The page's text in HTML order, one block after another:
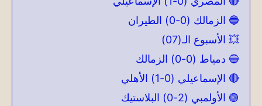
🔵 الزمالك (0-0) الطيران
💥 الأسبوع الـ(07)
🔵 دمياط (0-0) الزمالك
🔴 الإسماعيلي (0-1) الأهلي
🟢 الأولمبي (2-0) البلاستيك